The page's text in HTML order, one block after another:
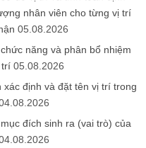
nhân viên cho từng vị trí
05.08.2026
năng và phân bổ nhiệm
trí 05.08.2026
xác định và đặt tên vị trí trong
đích sinh ra (vai trò) của